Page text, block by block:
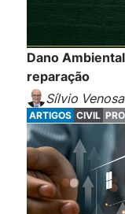
Dano
reparação
Sílvio Venosa
ARTIGOS CIVIL